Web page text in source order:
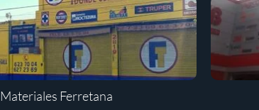
Materiales Ferretana